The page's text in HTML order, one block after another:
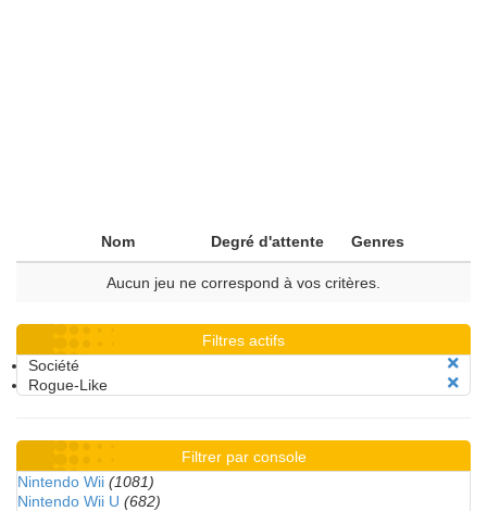
Nom Degré d'attente Genres
Aucun jeu ne correspond à vos critères.
Filtres actifs
Société
Rogue-Like
Filtrer par console
Nintendo Wii (1081)
Nintendo Wii U (682)